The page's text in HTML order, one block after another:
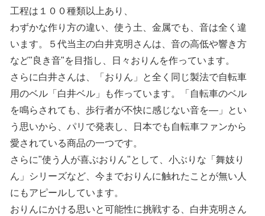
工程は１００種類以上あり、
わずかな作り方の違い、使う土、金属でも、音は全く違
います。５代当主の白井克明さんは、音の高低や響き方
など"良き音"を目指し、日々おりんを作っています。
さらに白井さんは、「おりん」と全く同じ製法で自転車
用のベル「白井ベル」も作っています。「自転車のベル
を鳴らされても、歩行者が不快に感じない音を―」とい
う思いから、パリで発表し、日本でも自転車ファンから
愛されている商品の一つです。
さらに"使う人が喜ぶおりん"として、小ぶりな「舞妓り
ん」シリーズなど、今までおりんに触れたことが無い人
にもアピールしています。
おりんにかける思いと可能性に挑戦する、白井克明さん